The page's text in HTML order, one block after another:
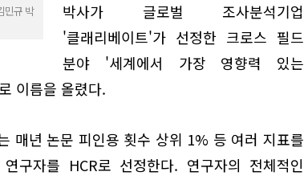
민규 박
박사가 글로벌 조사분석기업
'클래리베이트'가 선정한 크로스 필드
분야 '세계에서 가장 영향력 있는
이름을 올렸다.
매년 논문 피인용 횟수 상위 1% 등 여러 지표를
구자를 HCR로 선정한다. 연구자의 전체적인